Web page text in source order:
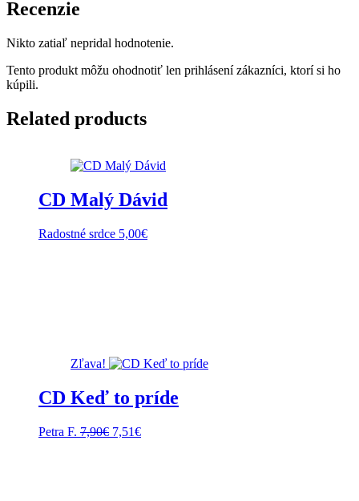
Recenzie
Nikto zatiaľ nepridal hodnotenie.
Tento produkt môžu ohodnotiť len prihlásení zákazníci, ktorí si ho
kúpili.
Related products
CD Malý Dávid
Radostné srdce 5,00€
Zľava!
CD Keď to príde
Petra F. 7,90€ Pôvodná
7,51€Aktuálna